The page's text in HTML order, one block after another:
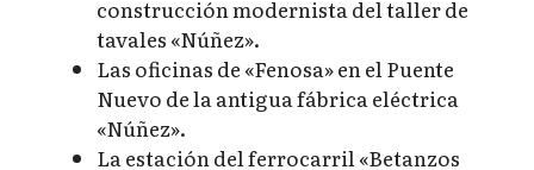
construcción modernista del taller de
tavales «Núñez».
Las oficinas de «Fenosa» en el Puente
Nuevo de la antigua fábrica eléctrica
«Núñez».
La estación del ferrocarril «Betanzos